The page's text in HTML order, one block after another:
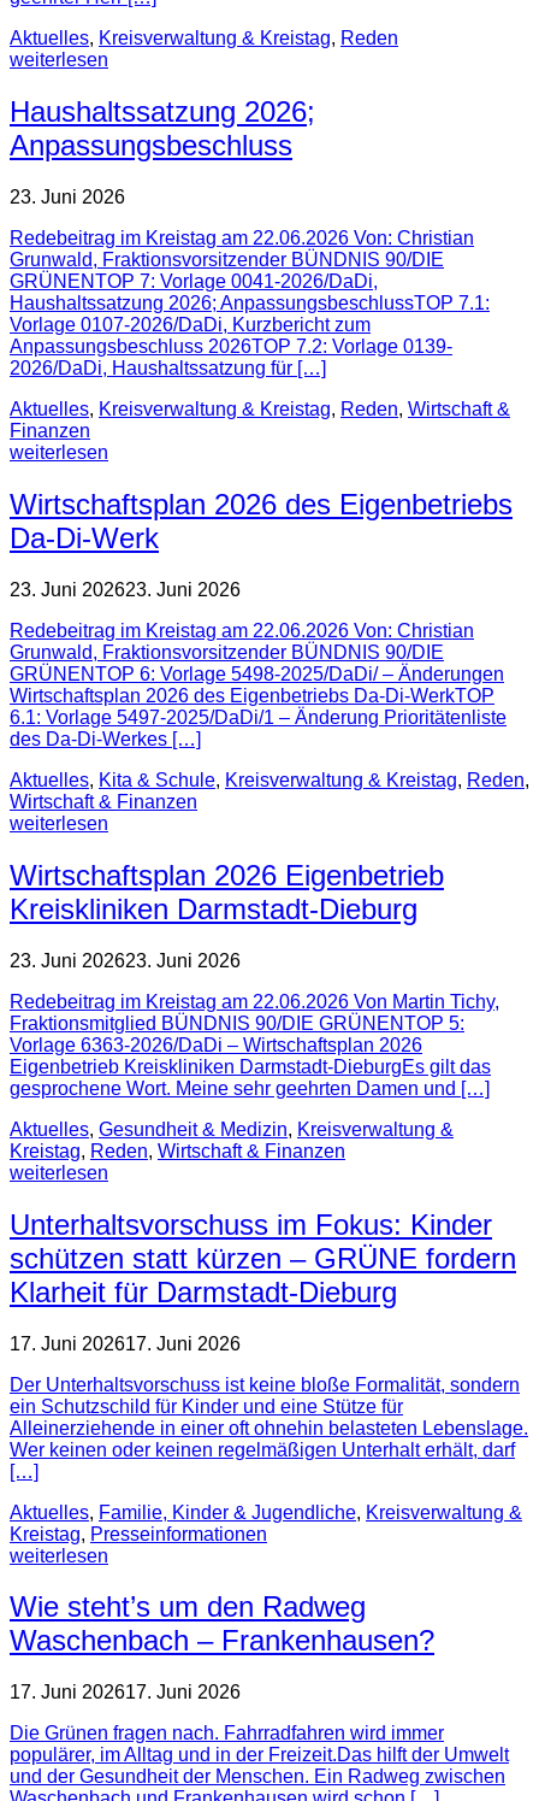
Aktuelles, Kreisverwaltung & Kreistag, Reden
weiterlesen
Haushaltssatzung 2026;
Anpassungsbeschluss
23. Juni 2026
Redebeitrag im Kreistag am 22.06.2026 Von: Christian
Grunwald, Fraktionsvorsitzender BÜNDNIS 90/DIE
GRÜNENTOP 7: Vorlage 0041-2026/DaDi,
Haushaltssatzung 2026; AnpassungsbeschlussTOP 7.1:
Vorlage 0107-2026/DaDi, Kurzbericht zum
Anpassungsbeschluss 2026TOP 7.2: Vorlage 0139-
2026/DaDi, Haushaltssatzung für […]
Aktuelles, Kreisverwaltung & Kreistag, Reden, Wirtschaft &
Finanzen
weiterlesen
Wirtschaftsplan 2026 des Eigenbetriebs
Da-Di-Werk
23. Juni 202623. Juni 2026
Redebeitrag im Kreistag am 22.06.2026 Von: Christian
Grunwald, Fraktionsvorsitzender BÜNDNIS 90/DIE
GRÜNENTOP 6: Vorlage 5498-2025/DaDi/ – Änderungen
Wirtschaftsplan 2026 des Eigenbetriebs Da-Di-WerkTOP
6.1: Vorlage 5497-2025/DaDi/1 – Änderung Prioritätenliste
des Da-Di-Werkes […]
Aktuelles, Kita & Schule, Kreisverwaltung & Kreistag, Reden,
Wirtschaft & Finanzen
weiterlesen
Wirtschaftsplan 2026 Eigenbetrieb
Kreiskliniken Darmstadt-Dieburg
23. Juni 202623. Juni 2026
Redebeitrag im Kreistag am 22.06.2026 Von Martin Tichy,
Fraktionsmitglied BÜNDNIS 90/DIE GRÜNENTOP 5:
Vorlage 6363-2026/DaDi – Wirtschaftsplan 2026
Eigenbetrieb Kreiskliniken Darmstadt-DieburgEs gilt das
gesprochene Wort. Meine sehr geehrten Damen und […]
Aktuelles, Gesundheit & Medizin, Kreisverwaltung &
Kreistag, Reden, Wirtschaft & Finanzen
weiterlesen
Unterhaltsvorschuss im Fokus: Kinder
schützen statt kürzen – GRÜNE fordern
Klarheit für Darmstadt-Dieburg
17. Juni 202617. Juni 2026
Der Unterhaltsvorschuss ist keine bloße Formalität, sondern
ein Schutzschild für Kinder und eine Stütze für
Alleinerziehende in einer oft ohnehin belasteten Lebenslage.
Wer keinen oder keinen regelmäßigen Unterhalt erhält, darf
[…]
Aktuelles, Familie, Kinder & Jugendliche, Kreisverwaltung &
Kreistag, Presse­informationen
weiterlesen
Wie steht’s um den Radweg
Waschenbach – Frankenhausen?
17. Juni 202617. Juni 2026
Die Grünen fragen nach. Fahrradfahren wird immer
populärer, im Alltag und in der Freizeit.Das hilft der Umwelt
und der Gesundheit der Menschen. Ein Radweg zwischen